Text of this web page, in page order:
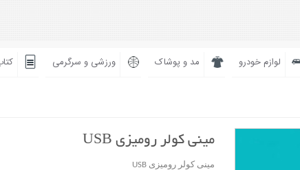
لوازم خودرو مد و پوشاک ورزشی و سرگرمی
مينی کولر روميزی USB
مينی کولر روميزی USB